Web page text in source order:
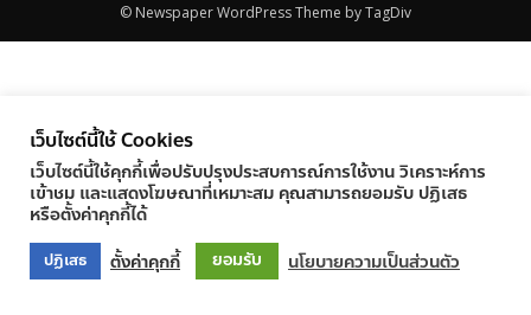
© Newspaper WordPress Theme by TagDiv
เว็บไซต์นี้ใช้ Cookies
เว็บไซต์นี้ใช้คุกกี้เพื่อปรับปรุงประสบการณ์การใช้งาน วิเคราะห์การ
เข้าชม และแสดงโฆษณาที่เหมาะสม คุณสามารถยอมรับ ปฏิเสธ
หรือตั้งค่าคุกกี้ได้
ปฏิเสธ ตั้งค่าคุกกี้ ยอมรับ นโยบายความเป็นส่วนตัว